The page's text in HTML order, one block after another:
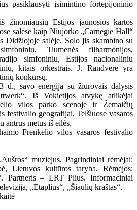
pasiklausyti įsimintino fortepijoninio
žinomiausių Estijos jaunosios kartos
salėse kaip Niujorko „Carnegie Hall“
Didžiojoje salėje. Solo jis skambino su
Tiumenės filharmonijos,
simfoniniu, Estijos nacionaliniu
kitais orkestrais. J. Randvere yra
konkursų.
d., savo energija su žiūrovais dalysis
Iš Vokietijos atvykę atlikėjai
vilos parko scenoje ir Žemaičių
festivalio geografijai, Telšiuose vasaros
antrus metus iš eilės.
Frenkelio vilos vasaros festivalio
muziejus. Pagrindiniai rėmėjai:
Lietuvos kultūros taryba. Rėmėjos:
Partneris – LRT Plius. Informaciniai
„Etaplius“, „Šiaulių kraštas“.